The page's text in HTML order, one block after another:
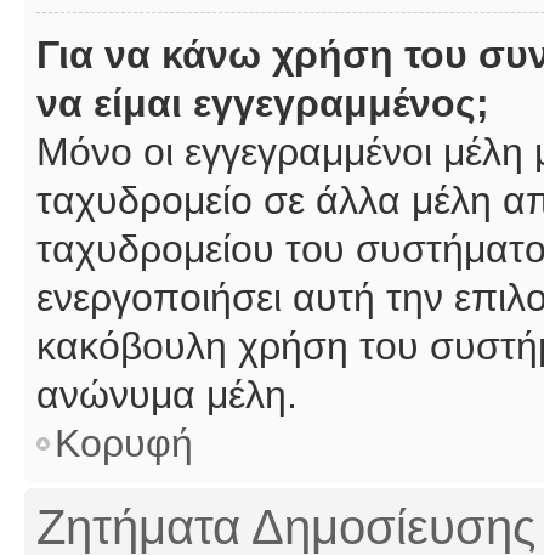
Για να κάνω χρήση του
να είμαι εγγεγραμμένος;
Μόνο οι εγγεγραμμένοι
ταχυδρομείο σε άλλα μέλη
ταχυδρομείου του
ενεργοποιήσει αυτή την
κακόβουλη χρήση του
ανώνυμα μέλη.
Κορυφή
Ζητήματα Δημοσίευσης